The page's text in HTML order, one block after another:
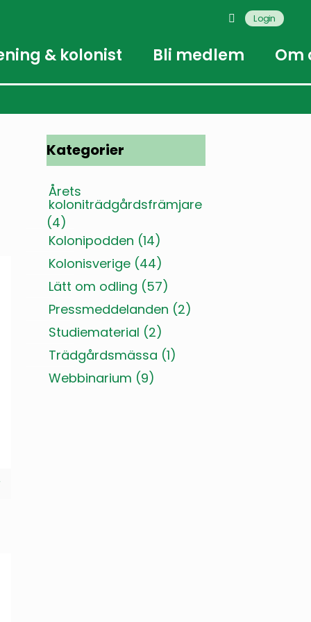
Login
& kolonist Bli medlem Om
Kategorier
Årets
koloniträdgårdsfrämjare
(4)
Kolonipodden (14)
Kolonisverige (44)
Lätt om odling (57)
Pressmeddelanden (2)
Studiematerial (2)
Trädgårdsmässa (1)
Webbinarium (9)